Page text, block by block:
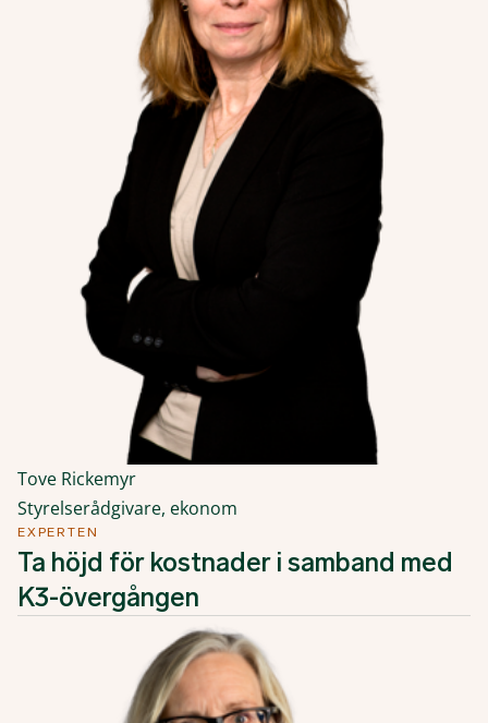
Tove Rickemyr
Styrelserådgivare, ekonom
EXPERTEN
Ta höjd för kostnader i samband med
K3-övergången